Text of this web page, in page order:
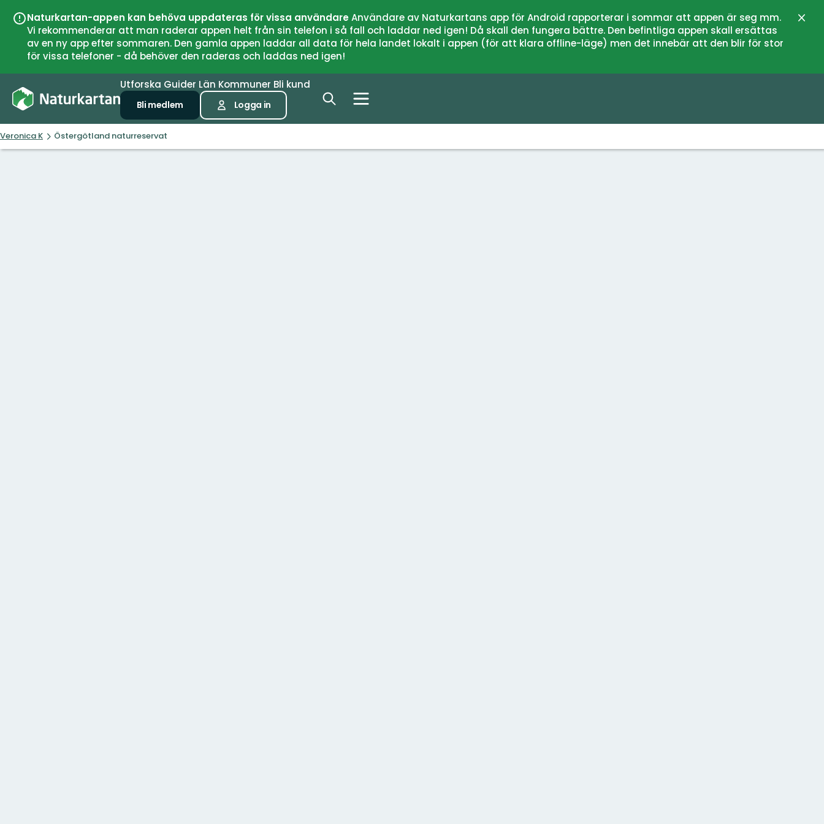
Naturkartan-appen kan behöva uppdateras för vissa användareAnvändare av Naturkartans app för Android rapporterar i sommar att appen är seg mm.
Vi rekommenderar att man raderar appen helt från sin telefon i så fall och laddar ned igen! Då skall den fungera bättre. Den befintliga appen skall ersättas
av en ny app efter sommaren. Den gamla appen laddar all data för hela landet lokalt i appen (för att klara offline-läge) men det innebär att den blir för stor
för vissa telefoner - då behöver den raderas och laddas ned igen!
Utforska Guider Län Kommuner Bli kund
Bli medlem Logga in
Veronica K Östergötland naturreservat